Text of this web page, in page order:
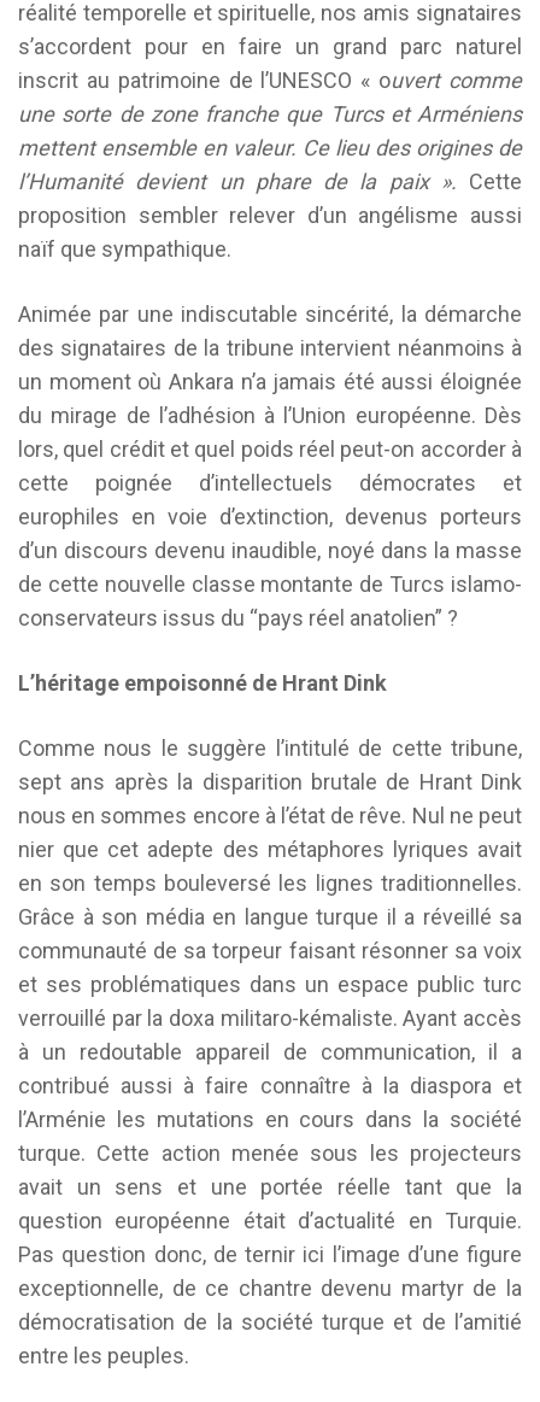
réalité temporelle et spirituelle, nos amis signataires
s’accordent pour en faire un grand parc naturel
inscrit au patrimoine de l’UNESCO « ouvert comme
une sorte de zone franche que Turcs et Arméniens
mettent ensemble en valeur. Ce lieu des origines de
l’Humanité devient un phare de la paix ». Cette
proposition sembler relever d’un angélisme aussi
naïf que sympathique.
Animée par une indiscutable sincérité, la démarche
des signataires de la tribune intervient néanmoins à
un moment où Ankara n’a jamais été aussi éloignée
du mirage de l’adhésion à l’Union européenne. Dès
lors, quel crédit et quel poids réel peut-on accorder à
cette poignée d’intellectuels démocrates et
europhiles en voie d’extinction, devenus porteurs
d’un discours devenu inaudible, noyé dans la masse
de cette nouvelle classe montante de Turcs islamo-
conservateurs issus du “pays réel anatolien” ?
L’héritage empoisonné de Hrant Dink
Comme nous le suggère l’intitulé de cette tribune,
sept ans après la disparition brutale de Hrant Dink
nous en sommes encore à l’état de rêve. Nul ne peut
nier que cet adepte des métaphores lyriques avait
en son temps bouleversé les lignes traditionnelles.
Grâce à son média en langue turque il a réveillé sa
communauté de sa torpeur faisant résonner sa voix
et ses problématiques dans un espace public turc
verrouillé par la doxa militaro-kémaliste. Ayant accès
à un redoutable appareil de communication, il a
contribué aussi à faire connaître à la diaspora et
l’Arménie les mutations en cours dans la société
turque. Cette action menée sous les projecteurs
avait un sens et une portée réelle tant que la
question européenne était d’actualité en Turquie.
Pas question donc, de ternir ici l’image d’une figure
exceptionnelle, de ce chantre devenu martyr de la
démocratisation de la société turque et de l’amitié
entre les peuples.